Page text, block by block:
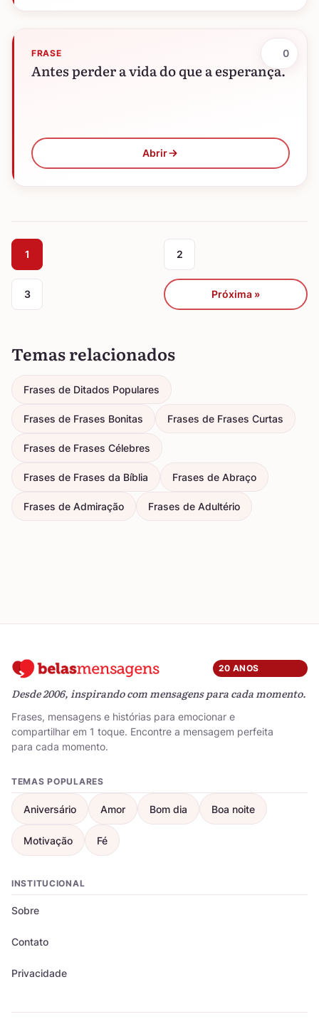
FRASE
Antes perder a vida do que a esperança.
Abrir
0
1 2
3 Próxima »
Temas relacionados
Frases de Ditados Populares
Frases de Frases Bonitas Frases de Frases Curtas
Frases de Frases Célebres
Frases de Frases da Bíblia Frases de Abraço
Frases de Admiração Frases de Adultério
20 ANOS
Desde 2006, inspirando com mensagens para cada momento.
Frases, mensagens e histórias para emocionar e
compartilhar em 1 toque. Encontre a mensagem perfeita
para cada momento.
TEMAS POPULARES
Aniversário Amor Bom dia Boa noite
Motivação Fé
INSTITUCIONAL
Sobre
Contato
Privacidade